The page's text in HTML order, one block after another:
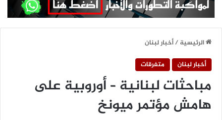
الرئيسية/أخبار لبنان
أخبار لبنان
متفرقات
مباحثات لبنانية – أوروبية على
هامش مؤتمر ميونخ